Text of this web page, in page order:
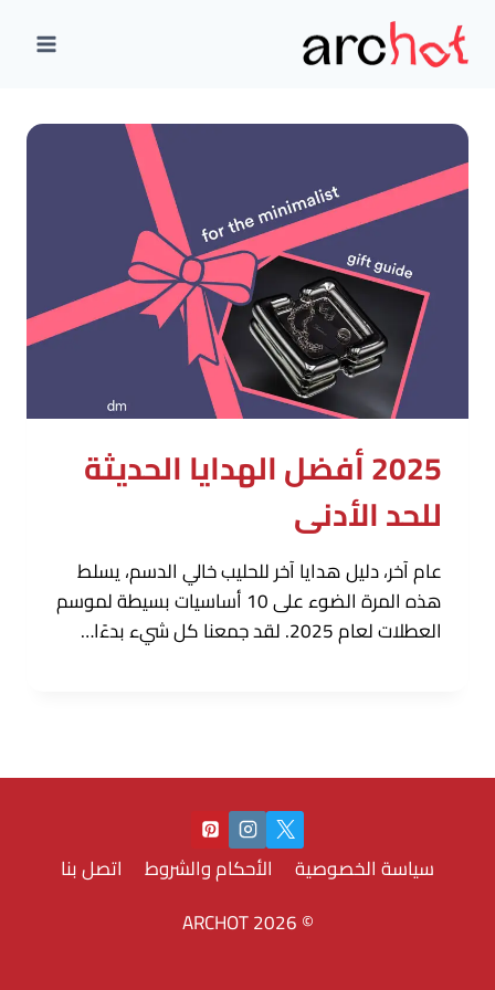
المحتوى
2025 أفضل الهدايا الحديثة
للحد الأدنى
عام آخر، دليل هدايا آخر للحليب خالي الدسم، يسلط
هذه المرة الضوء على 10 أساسيات بسيطة لموسم
العطلات لعام 2025. لقد جمعنا كل شيء بدءًا…
سياسة الخصوصية الأحكام والشروط
اتصل بنا
© 2026 ARCHOT